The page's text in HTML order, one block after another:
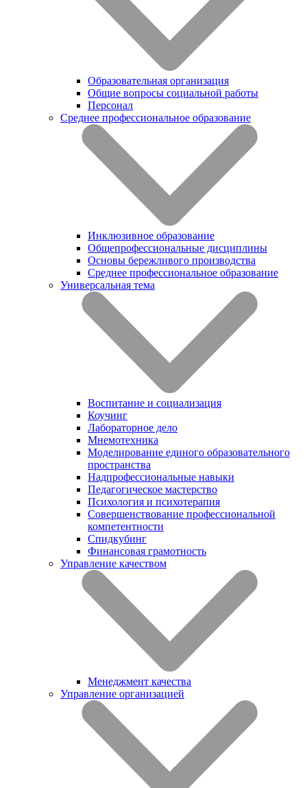
Образовательная организация
Общие вопросы социальной работы
Персонал
Среднее профессиональное образование
Инклюзивное образование
Общепрофессиональные дисциплины
Основы бережливого производства
Среднее профессиональное образование
Универсальная тема
Воспитание и социализация
Коучинг
Лабораторное дело
Мнемотехника
Моделирование единого образовательного
пространства
Надпрофессиональные навыки
Педагогическое мастерство
Психология и психотерапия
Совершенствование профессиональной
компетентности
Спидкубинг
Финансовая грамотность
Управление качеством
Менеджмент качества
Управление организацией